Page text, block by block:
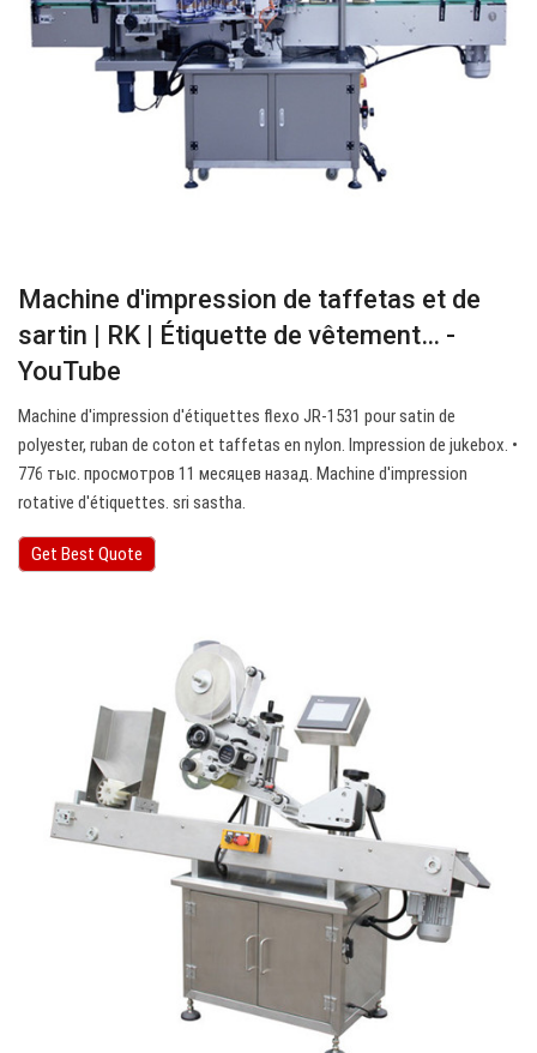
Machine d'impression de taffetas et de
sartin | RK | Étiquette de vêtement… -
YouTube
Machine d'impression d'étiquettes flexo JR-1531 pour satin de
polyester, ruban de coton et taffetas en nylon. Impression de jukebox. •
776 тыс. просмотров 11 месяцев назад. Machine d'impression
rotative d'étiquettes. sri sastha.
Get Best Quote